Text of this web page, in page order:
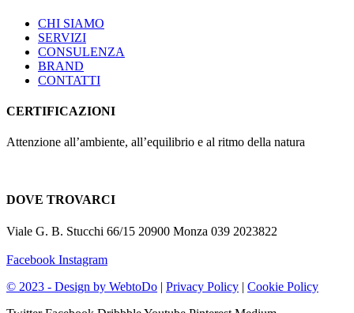
CHI SIAMO
SERVIZI
CONSULENZA
BRAND
CONTATTI
CERTIFICAZIONI
Attenzione all’ambiente, all’equilibrio e al ritmo della natura
DOVE TROVARCI
Viale G. B. Stucchi 66/15 20900 Monza 039 2023822
Facebook Instagram
© 2023 - Design by WebtoDo | Privacy Policy | Cookie Policy